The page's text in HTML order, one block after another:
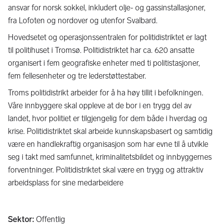
ansvar for norsk sokkel, inkludert olje- og gassinstallasjoner,
fra Lofoten og nordover og utenfor Svalbard.
Hovedsetet og operasjonssentralen for politidistriktet er lagt
til politihuset i Tromsø. Politidistriktet har ca. 620 ansatte
organisert i fem geografiske enheter med ti politistasjoner,
fem fellesenheter og tre lederstøttestaber.
Troms politidistrikt arbeider for å ha høy tillit i befolkningen.
Våre innbyggere skal oppleve at de bor i en trygg del av
landet, hvor politiet er tilgjengelig for dem både i hverdag og
krise. Politidistriktet skal arbeide kunnskapsbasert og samtidig
være en handlekraftig organisasjon som har evne til å utvikle
seg i takt med samfunnet, kriminalitetsbildet og innbyggernes
forventninger. Politidistriktet skal være en trygg og attraktiv
arbeidsplass for sine medarbeidere
Sektor: Offentlig